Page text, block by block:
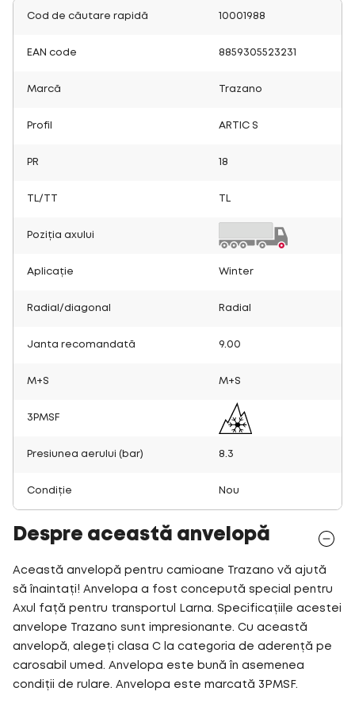
Cod de căutare rapidă 10001988
EAN code 8859305523231
Marcă Trazano
Profil ARTIC S
PR 18
TL/TT
Poziția axului
Aplicație Winter
Radial/diagonal Radial
Janta recomandată 9.00
M+S M+S
3PMSF
Presiunea aerului (bar) 8.3
Condiție Nou
Despre această anvelopă
Această anvelopă pentru camioane Trazano vă ajută
să înaintați! Anvelopa a fost concepută special pentru
Axul față pentru transportul Larna. Specificațiile acestei
anvelope Trazano sunt impresionante. Cu această
anvelopă, alegeți clasa C la categoria de aderență pe
carosabil umed. Anvelopa este bună în asemenea
condiții de rulare. Anvelopa este marcată 3PMSF.